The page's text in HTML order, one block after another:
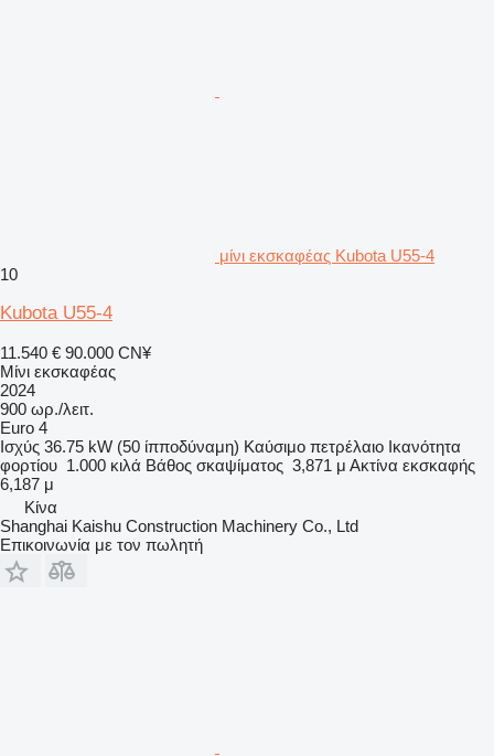
μίνι εκσκαφέας Kubota U55-4
10
Kubota U55-4
11.540 € 90.000 CN¥
Μίνι εκσκαφέας
2024
900 ωρ./λειτ.
Euro 4
Ισχύς 36.75 kW (50 ίπποδύναμη) Καύσιμο πετρέλαιο Ικανότητα
φορτίου 1.000 κιλά Βάθος σκαψίματος 3,871 μ Ακτίνα εκσκαφής
6,187 μ
Κίνα
Shanghai Kaishu Construction Machinery Co., Ltd
Επικοινωνία με τον πωλητή